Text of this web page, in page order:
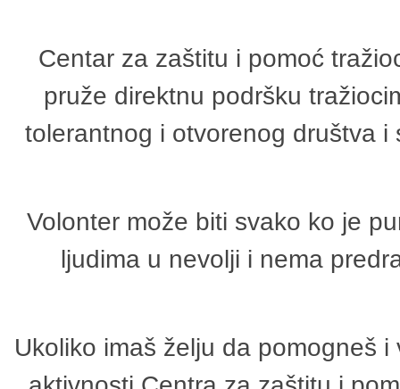
Centar za zaštitu i pomoć
pruže direktnu podršku
tolerantnog i otvorenog društva
Volonter može biti svako ko je
ljudima u nevolji i nema
Ukoliko imaš želju da pomogneš